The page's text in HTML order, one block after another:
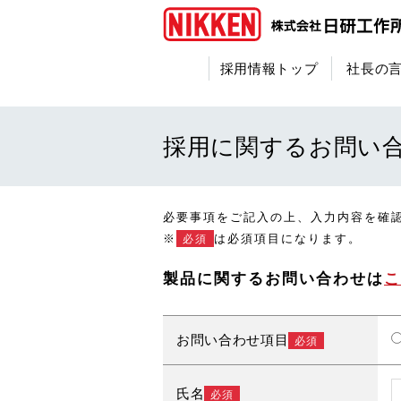
採用情報トップ 社長の
採用に関するお問い
必要事項をご記入の上、入力内容を確
※
必須 は必須項目になります。
製品に関するお問い合わせは
お問い合わせ項目 必須
氏名 必須